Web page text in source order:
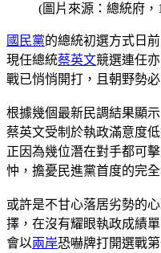
(圖片來源：總統府
國民黨的總統初選方式日
現任總統蔡英文競選連任
戰已悄悄開打，且朝野勢
根據幾個最新民調結果顯
蔡英文受制於執政滿意度
正因為幾位潛在對手都可
忡，擔憂民進黨首度的完
或許是不甘心落居劣勢的
擇，在沒有耀眼執政成績
會以兩岸恐嚇牌打開選戰